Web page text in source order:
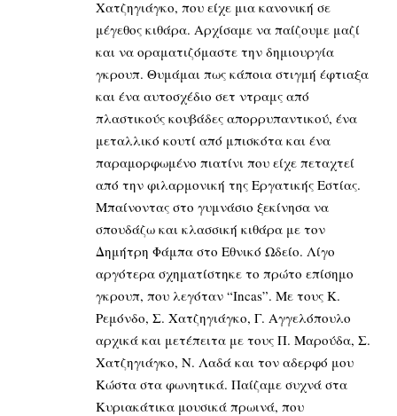
Χατζηγιάγκο, που είχε μια κανονική σε
μέγεθος κιθάρα. Αρχίσαμε να παίζουμε μαζί
και να οραματιζόμαστε την δημιουργία
γκρουπ. Θυμάμαι πως κάποια στιγμή έφτιαξα
και ένα αυτοσχέδιο σετ ντραμς από
πλαστικούς κουβάδες απορρυπαντικού, ένα
μεταλλικό κουτί από μπισκότα και ένα
παραμορφωμένο πιατίνι που είχε πεταχτεί
από την φιλαρμονική της Εργατικής Εστίας.
Μπαίνοντας στο γυμνάσιο ξεκίνησα να
σπουδάζω και κλασσική κιθάρα με τον
Δημήτρη Φάμπα στο Εθνικό Ωδείο. Λίγο
αργότερα σχηματίστηκε το πρώτο επίσημο
γκρουπ, που λεγόταν “Incas”. Με τους Κ.
Ρεμόνδο, Σ. Χατζηγιάγκο, Γ. Αγγελόπουλο
αρχικά και μετέπειτα με τους Π. Μαρούδα, Σ.
Χατζηγιάγκο, Ν. Λαδά και τον αδερφό μου
Κώστα στα φωνητικά. Παίζαμε συχνά στα
Κυριακάτικα μουσικά πρωινά, που